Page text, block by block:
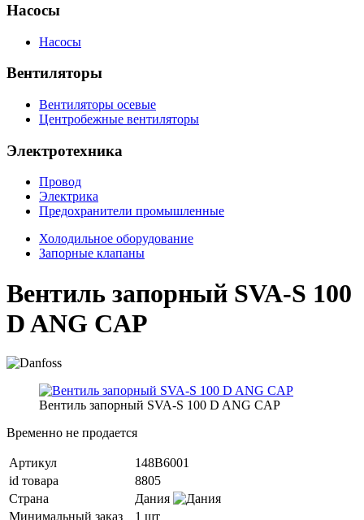
Насосы
Насосы
Вентиляторы
Вентиляторы осевые
Центробежные вентиляторы
Электротехника
Провод
Электрика
Предохранители промышленные
Холодильное оборудование
Запорные клапаны
Вентиль запорный SVA-S 100
D ANG CAP
Вентиль запорный SVA-S 100 D ANG CAP
Временно не продается
Артикул
148B6001
id товара
8805
Страна
Дания
Минимальный заказ
1 шт